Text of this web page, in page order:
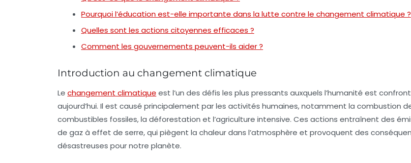
Pourquoi l’éducation est-elle importante dans la lutte contre le changement climatique ?
Quelles sont les actions citoyennes efficaces ?
Comment les gouvernements peuvent-ils aider ?
Introduction au changement climatique
Le changement climatique est l’un des défis les plus pressants auxquels l’humanité est
aujourd’hui. Il est causé principalement par les activités humaines, notamment la combustion
combustibles fossiles, la déforestation et l’agriculture intensive. Ces actions entraînent des
de gaz à effet de serre, qui piègent la chaleur dans l’atmosphère et provoquent des
désastreuses pour notre planète.